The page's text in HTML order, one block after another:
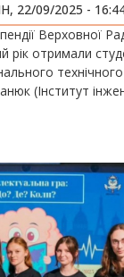
22/09/2025 -
Верховної
рік отримали
(Інститут